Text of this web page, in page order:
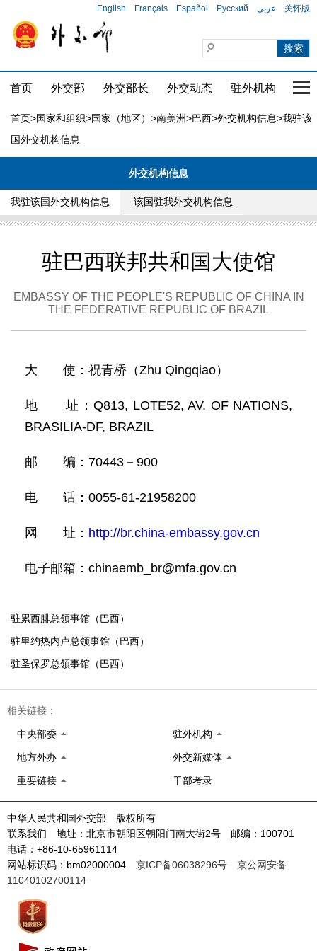
English Français Español Русский عربي 关怀版
首页 外交部 外交部长 外交动态 驻外机构 国
首页>国家和组织>国家（地区） >南美洲>巴西>外交机构信息>我驻该
国外交机构信息
外交机构信息
我驻该国外交机构信息 该国驻我外交机构信息
驻巴西联邦共和国大使馆
EMBASSY OF THE PEOPLE'S REPUBLIC OF CHINA IN
THE FEDERATIVE REPUBLIC OF BRAZIL
大 使：祝青桥（Zhu Qingqiao）
地 址：Q813, LOTE52, AV. OF NATIONS,
BRASILIA-DF, BRAZIL
邮 编：70443－900
电 话：0055-61-21958200
网 址： http://br.china-embassy.gov.cn
电子邮箱：chinaemb_br@mfa.gov.cn
驻累西腓总领事馆（巴西）
驻里约热内卢总领事馆（巴西）
驻圣保罗总领事馆（巴西）
相关链接：
中央部委 驻外机构
地方外办 外交新媒体
重要链接 干部考录
中华人民共和国外交部 版权所有
联系我们 地址：北京市朝阳区朝阳门南大街2号 邮编：100701
电话：+86-10-65961114
网站标识码：bm02000004 京ICP备06038296号
京公网安备
11040102700114